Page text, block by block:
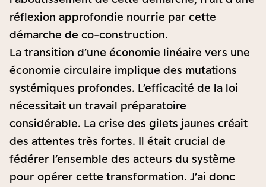
réflexion approfondie nourrie par cette
démarche de co-construction.
La transition d’une économie linéaire vers une
économie circulaire implique des mutations
systémiques profondes. L’efficacité de la loi
nécessitait un travail préparatoire
considérable. La crise des gilets jaunes créait
des attentes très fortes. Il était crucial de
fédérer l’ensemble des acteurs du système
pour opérer cette transformation. J’ai donc